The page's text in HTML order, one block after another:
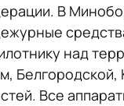
В
над
Белгородской,
Все